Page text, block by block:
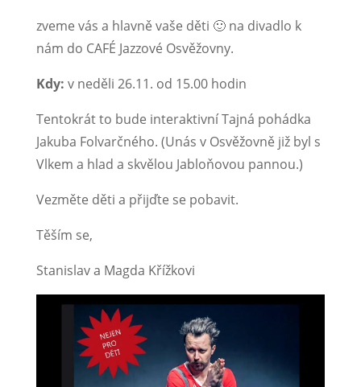
zveme vás a hlavně vaše děti 🙂 na divadlo k
nám do CAFÉ Jazzové Osvěžovny.
Kdy: v neděli 26.11. od 15.00 hodin
Tentokrát to bude interaktivní Tajná pohádka
Jakuba Folvarčného. (Unás v Osvěžovně již byl s
Vlkem a hlad a skvělou Jabloňovou pannou.)
Vezměte děti a přijďte se pobavit.
Těším se,
Stanislav a Magda Křížkovi